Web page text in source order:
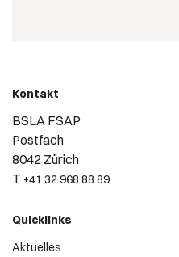
Kontakt
BSLA FSAP
Postfach
8042 Zürich
T +41 32 968 88 89
Quicklinks
Aktuelles